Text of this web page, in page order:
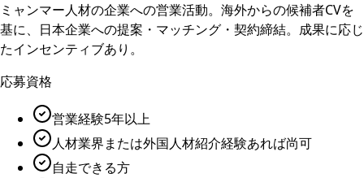
ミャンマー人材の企業への営業活動。海外からの候補者CVを
基に、日本企業への提案・マッチング・契約締結。成果に応じ
たインセンティブあり。
応募資格
営業経験5年以上
人材業界または外国人材紹介経験あれば尚可
自走できる方